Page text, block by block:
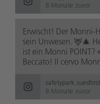
8 Monate zuvor
Erwischt! Der Monni-
sein Unwesen. 🦌🎄
ist ein Monni POINT?
Beccato! Il cervo
8 Monate zuvor